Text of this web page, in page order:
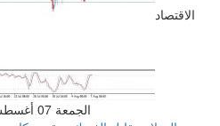
الاقتصاد
الجمعة 07 أغسطس 2026 06:06 صباحاً